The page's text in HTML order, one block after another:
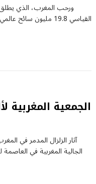
ورحب المغرب، الذي يطلق
الجمعية المغربية
آثار الزلزال المدمر في
الجالية المغربية في